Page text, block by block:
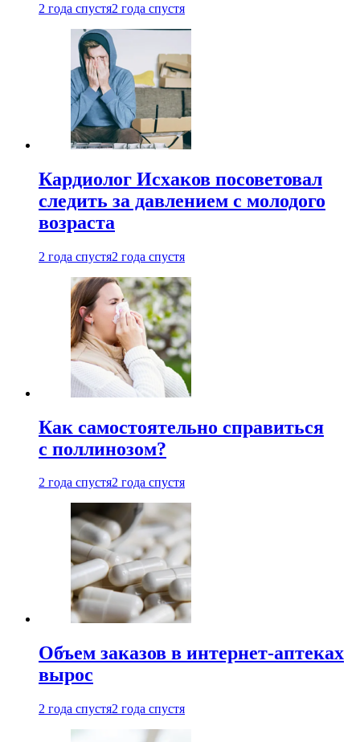
2 года спустя2 года спустя
Кардиолог Исхаков посоветовал
следить за давлением с молодого
возраста
2 года спустя2 года спустя
Как самостоятельно справиться
с поллинозом?
2 года спустя2 года спустя
Объем заказов в интернет-аптеках
вырос
2 года спустя2 года спустя